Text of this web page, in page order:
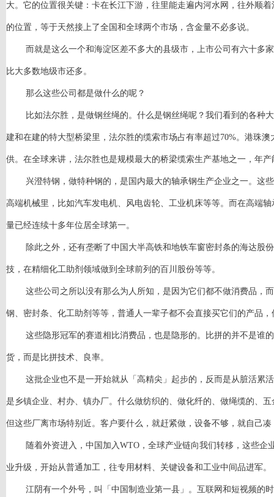
大。它的位置很关键：卡在长江下游，往里能走遍内河水网，往外顺
的位置，等于天然接上了全国和全球两个市场，含金量不必多说。
而就是这么一个和海淀区差不多大的县级市，上市公司有六十多
比大多数地级市还多。
那么这些公司都是做什么的呢？
比如法尔胜，是做钢丝绳的。什么是钢丝绳呢？我们看到的各种
建和在建的特大型桥梁里，法尔胜的缆索市场占有率超过70%。港珠
供。在全球来讲，法尔胜也是规模最大的桥梁缆索生产基地之一，年
兴澄特钢，做特种钢的，是国内最大的轴承钢生产企业之一。这
高端机械里，比如汽车发电机、风电齿轮、工业机床等等。而在高端
量已经连续十多年位居全球第一。
除此之外，还有垄断了中国大半高铁和地铁车窗密封条的海达股
技，在精细化工助剂领域做到全球前列的百川股份等等。
这些公司之所以没有那么为人所知，是因为它们都不做消费品，
钢、密封条、化工助剂等等，普通人一辈子都不会直接买它们的产品
这些隐形冠军的赛道相比消费品，也是隐形的。比拼的并不是谁
货，而是比拼技术、良率。
这批企业也不是一开始就从「高精尖」起步的，反而是从脏活累
是乡镇企业、村办、镇办厂。什么做纺织的、做化纤的、做绳缆的、
但这些厂离市场特别近。客户要什么，就赶紧做，设备不够，就自己
随着外资进入，中国加入WTO，全球产业链向我们转移，这些企
业升级，开始从普通加工，往专用材料、关键设备和工业中间品进军。
江阴有一个外号，叫「中国制造业第一县」。互联网和短视频的